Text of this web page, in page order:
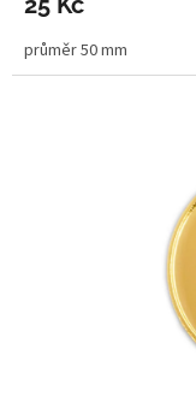
průměr 50 mm